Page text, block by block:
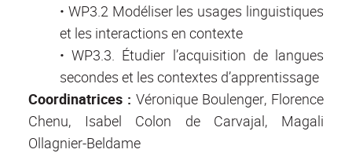
• WP3.2 Modéliser les usages linguistiques
et les interactions en contexte
• WP3.3. Étudier l’acquisition de langues
secondes et les contextes d’apprentissage
Coordinatrices : Véronique Boulenger, Florence
Chenu, Isabel Colon de Carvajal, Magali
Ollagnier-Beldame